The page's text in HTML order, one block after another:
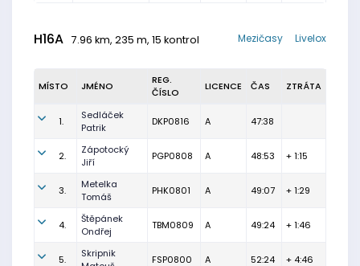
H16A 7.96 km, 235 m, 15 kontrol Livelox
Mezičasy
MÍSTO JMÉNO
REG.
ČÍSLO
LICENCE ČAS ZTRÁTA
1.
Sedláček
Patrik
DKP0816 A 47:38
2.
Zápotocký
Jiří
PGP0808 A 48:53 + 1:15
3.
Metelka
Tomáš
PHK0801 A 49:07 + 1:29
4.
Štěpánek
Ondřej
TBM0809 A 49:24 + 1:46
5.
Skripnik
FSP0800 A 52:24 + 4:46